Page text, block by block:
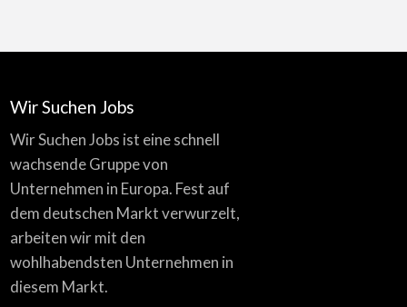
Wir Suchen Jobs
Wir Suchen Jobs ist eine schnell
wachsende Gruppe von
Unternehmen in Europa. Fest auf
dem deutschen Markt verwurzelt,
arbeiten wir mit den
wohlhabendsten Unternehmen in
diesem Markt.